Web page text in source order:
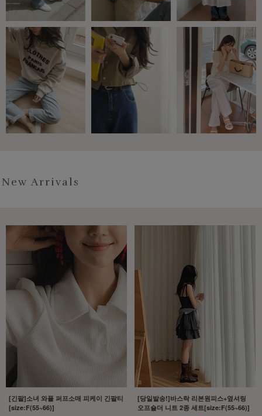
New Arrivals
[긴팔]소녀 와플 퍼프소매 피케이 긴팔티
[size:F(55~66)]
[당일발송!]바스락 리본원피스+옆셔링
오프숄더 니트 2종 세트[size:F(55~66)]